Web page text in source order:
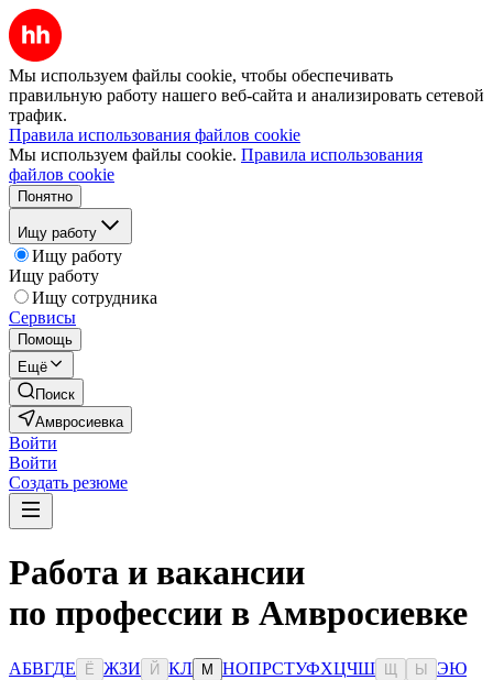
Мы используем файлы cookie, чтобы обеспечивать
правильную работу нашего веб-сайта и анализировать сетевой
трафик.
Правила использования файлов cookie
Мы используем файлы cookie. Правила использования
файлов cookie
Понятно
Ищу работу
Ищу работу
Ищу работу
Ищу сотрудника
Сервисы
Помощь
Ещё
Поиск
Амвросиевка
Войти
Войти
Создать резюме
Работа и вакансии
по профессии в Амвросиевке
АБВГДЕ Ё ЖЗИ Й КЛ М НОПРСТУФХЦЧШ Ы ЭЮ